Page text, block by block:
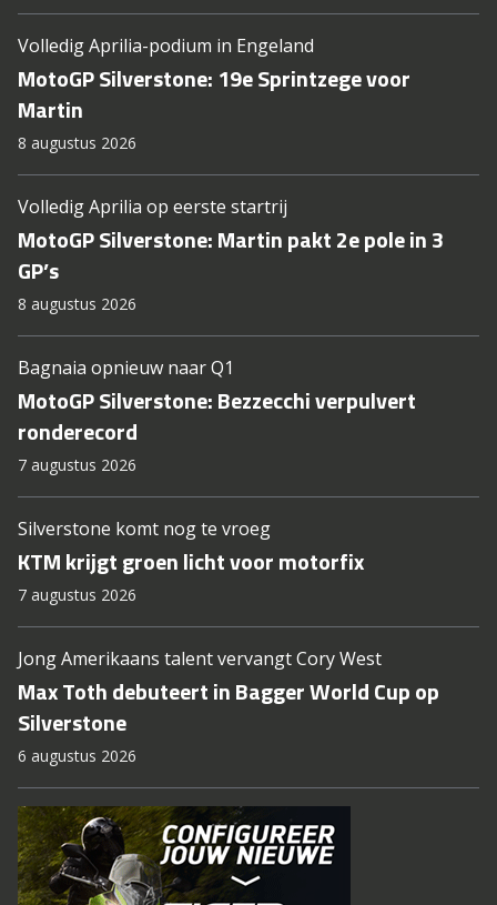
Volledig Aprilia-podium in Engeland
MotoGP Silverstone: 19e Sprintzege voor
Martin
8 augustus 2026
Volledig Aprilia op eerste startrij
MotoGP Silverstone: Martin pakt 2e pole in 3
GP’s
8 augustus 2026
Bagnaia opnieuw naar Q1
MotoGP Silverstone: Bezzecchi verpulvert
ronderecord
7 augustus 2026
Silverstone komt nog te vroeg
KTM krijgt groen licht voor motorfix
7 augustus 2026
Jong Amerikaans talent vervangt Cory West
Max Toth debuteert in Bagger World Cup op
Silverstone
6 augustus 2026